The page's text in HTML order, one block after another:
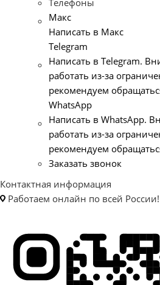
Телефоны
Макс
Написать в Макс
Telegram
Написать в Telegram.
работать из-за
рекомендуем
WhatsApp
Написать в WhatsApp.
работать из-за
рекомендуем
Заказать звонок
Контактная информация
Работаем онлайн по всей России!